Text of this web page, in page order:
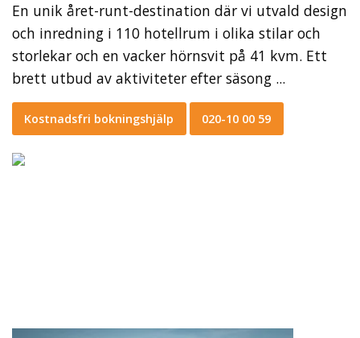
En unik året-runt-destination där vi utvald design
och inredning i 110 hotellrum i olika stilar och
storlekar och en vacker hörnsvit på 41 kvm. Ett
brett utbud av aktiviteter efter säsong ...
Kostnadsfri bokningshjälp 020-10 00 59